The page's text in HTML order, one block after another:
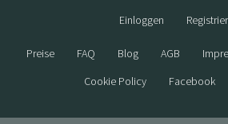
Einloggen
Preise FAQ Blog AGB
Cookie Policy
Facebook